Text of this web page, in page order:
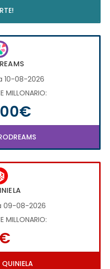
10-08-2026
MILLONARIO:
09-08-2026
MILLONARIO: